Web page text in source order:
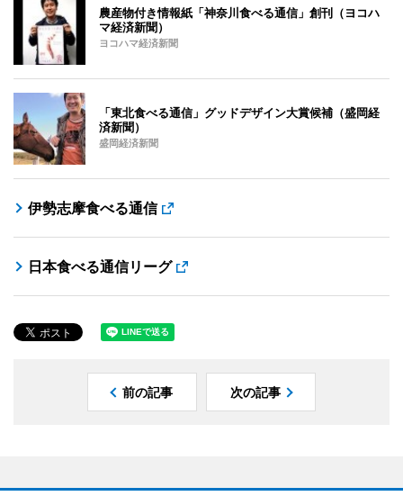
農産物付き情報紙「神奈川食べる通信」創刊（ヨコハ
マ経済新聞）
ヨコハマ経済新聞
「東北食べる通信」グッドデザイン大賞候補（盛岡経
済新聞）
盛岡経済新聞
伊勢志摩食べる通信
日本食べる通信リーグ
前の記事 次の記事